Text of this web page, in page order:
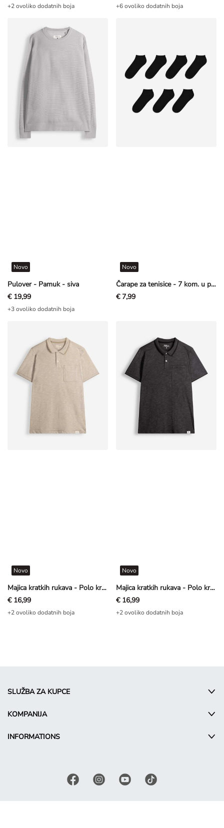
+2 ovoliko dodatnih boja +6 ovoliko dodatnih boja
Pulover - Pamuk - siva
Novo
€ 19,99
+3 ovoliko dodatnih boja
Čarape za tenisice - 7 kom. u pakiranju
Novo
€ 7,99
Majica kratkih rukava - Polo kragna - Sivkasto bež
Novo
€ 16,99
+2 ovoliko dodatnih boja
Majica kratkih rukava - Polo kragna - Tamnosiva
Novo
€ 16,99
+2 ovoliko dodatnih boja
SLUŽBA ZA KUPCE
KOMPANIJA
INFORMATIONS